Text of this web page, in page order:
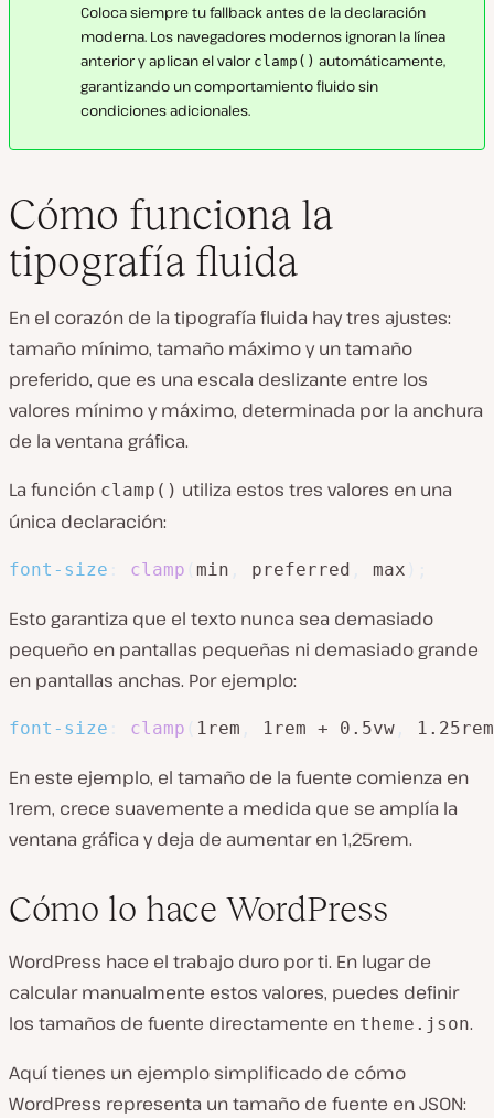
Coloca siempre tu fallback antes de la declaración
moderna. Los navegadores modernos ignoran la línea
anterior y aplican el valor clamp() automáticamente,
garantizando un comportamiento fluido sin
condiciones adicionales.
Cómo funciona la
tipografía fluida
En el corazón de la tipografía fluida hay tres ajustes:
tamaño mínimo, tamaño máximo y un tamaño
preferido, que es una escala deslizante entre los
valores mínimo y máximo, determinada por la anchura
de la ventana gráfica.
La función clamp() utiliza estos tres valores en una
única declaración:
font-size clamp min preferred max
Esto garantiza que el texto nunca sea demasiado
pequeño en pantallas pequeñas ni demasiado grande
en pantallas anchas. Por ejemplo:
font-size clamp 1rem 1rem + 0.5vw 1.25rem
En este ejemplo, el tamaño de la fuente comienza en
1rem, crece suavemente a medida que se amplía la
ventana gráfica y deja de aumentar en 1,25rem.
Cómo lo hace WordPress
WordPress hace el trabajo duro por ti. En lugar de
calcular manualmente estos valores, puedes definir
los tamaños de fuente directamente en theme.json.
Aquí tienes un ejemplo simplificado de cómo
WordPress representa un tamaño de fuente en JSON: